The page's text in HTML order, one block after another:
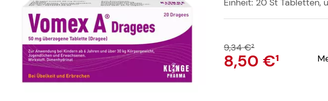
Einheit: 20 StTabletten,
8,50 €¹
9,34 €²